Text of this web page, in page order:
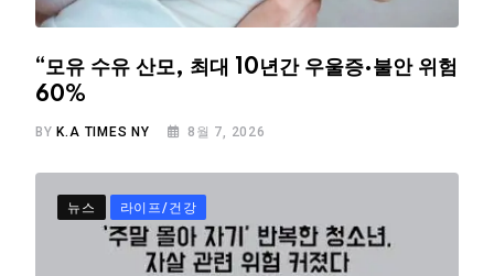
“모유 수유 산모, 최대 10년간 우울증·불안 위험
60%
BY K.A TIMES NY 8월 7, 2026
뉴스 라이프/건강